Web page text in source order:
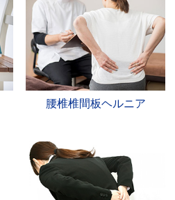
腰椎椎間板ヘルニア